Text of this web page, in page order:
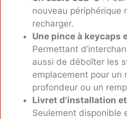
nouveau périphérique
recharger.
Une pince à keycaps
Permettant
aussi de déboîter les
emplacement pour un
profondeur ou un
Livret d’installation
Seulement disponible